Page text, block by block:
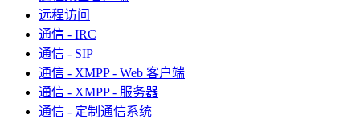
远程访问
通信 - IRC
通信 - SIP
通信 - XMPP - Web 客户端
通信 - XMPP - 服务器
通信 - 定制通信系统